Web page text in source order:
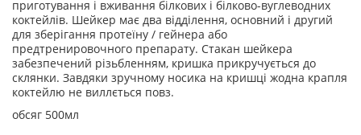
приготування і вживання білкових і білково-вуглеводних
коктейлів. Шейкер має два відділення, основний і другий
для зберігання протеїну / гейнера або
предтренировочного препарату. Стакан шейкера
забезпечений різьбленням, кришка прикручується до
склянки. Завдяки зручному носика на кришці жодна крапля
коктейлю не виллється повз.
обсяг 500мл